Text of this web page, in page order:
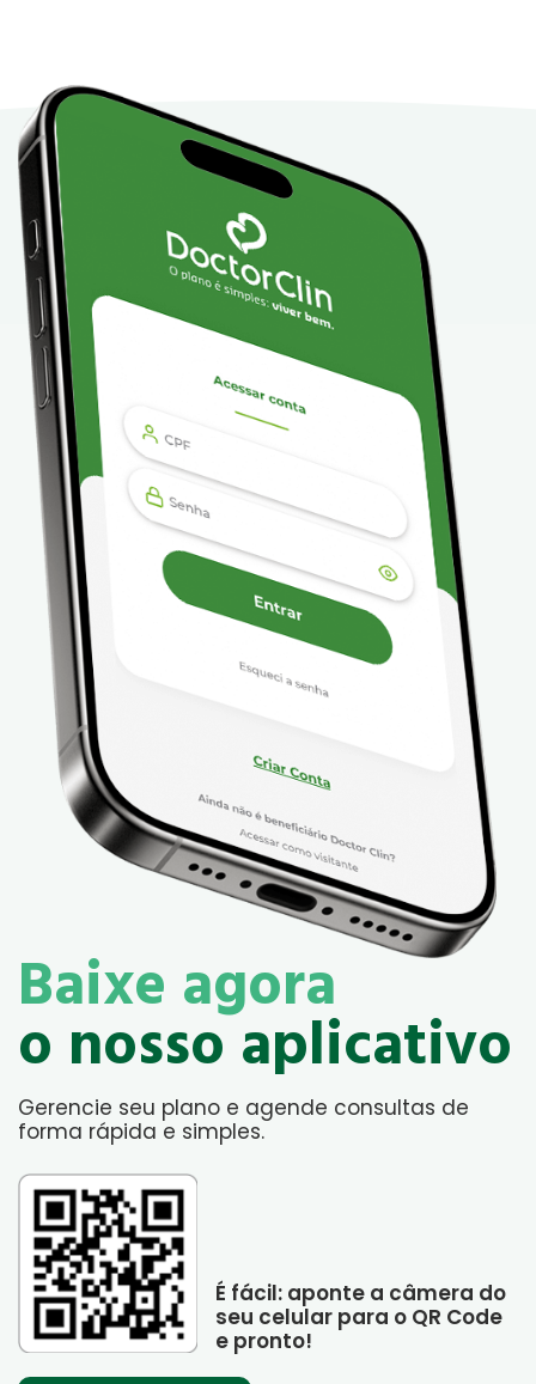
Baixe agora
o nosso aplicativo
Gerencie seu plano e agende consultas de
forma rápida e simples.
É fácil: aponte a câmera do
seu celular para o QR Code
e pronto!